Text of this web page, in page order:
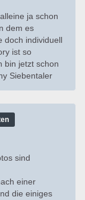
ja schon
dem es
doch individuell
ist so
bin jetzt schon
Siebentaler
sind
einer
die einiges